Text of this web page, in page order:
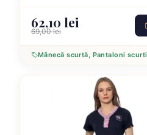
62,10 lei
69,00 lei
Mânecă scurtă, Pantaloni scurti